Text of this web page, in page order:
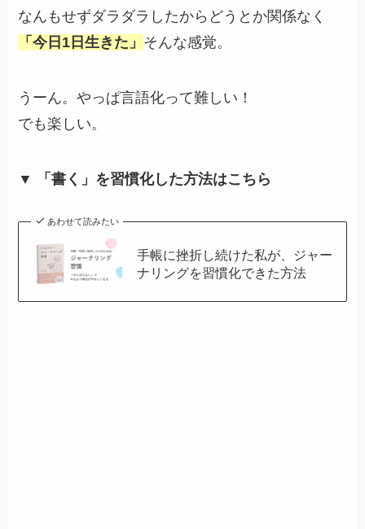
なんもせずダラダラしたからどうとか関係なく
「今日1日生きた」 そんな感覚。
うーん。やっぱ言語化って難しい！
でも楽しい。
▼ 「書く」を習慣化した方法はこちら
あわせて読みたい
手帳に挫折し続けた私が、ジャー
ナリングを習慣化できた方法